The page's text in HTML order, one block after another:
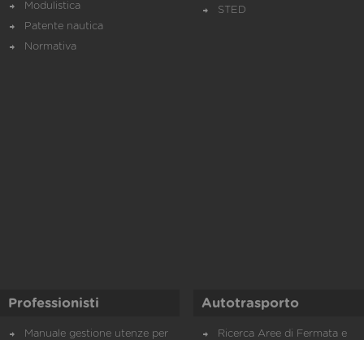
Modulistica
Patente nautica
Normativa
STED
Professionisti
Manuale gestione utenze per
Autotrasporto
Ricerca Aree di Fermata e